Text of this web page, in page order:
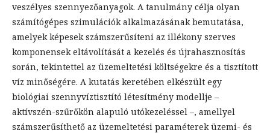
veszélyes szennyezőanyagok. A tanulmány célja olyan
számítógépes szimulációk alkalmazásának bemutatása,
amelyek képesek számszerűsíteni az illékony szerves
komponensek eltávolítását a kezelés és újrahasznosítás
során, tekintettel az üzemeltetési költségekre és a tisztított
víz minőségére. A kutatás keretében elkészült egy
biológiai szennyvíztisztító létesítmény modellje –
aktívszén-szűrőkön alapuló utókezeléssel –, amellyel
számszerűsíthető az üzemeltetési paraméterek üzemi- és